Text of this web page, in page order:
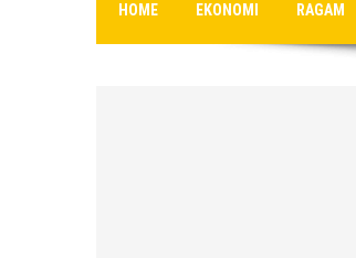
HOME EKONOMI RAGAM